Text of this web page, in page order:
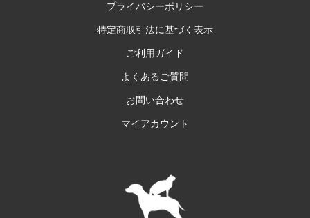
プライバシーポリシー
特定商取引法に基づく表示
ご利用ガイド
よくあるご質問
お問い合わせ
マイアカウント